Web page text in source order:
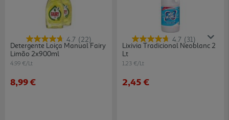
4.7 (22)
Detergente Loiça Manual Fairy
Limão 2x900ml
4.99 €/Lt
8,99 €
4.7 (31)
Lixivia Tradicional Neoblanc 2
Lt
1.23 €/Lt
2,45 €